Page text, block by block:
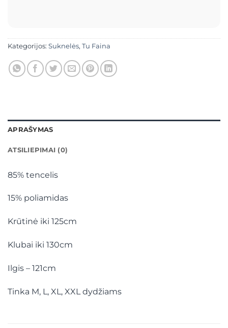
Kategorijos: Suknelės, Tu Faina
APRAŠYMAS
ATSILIEPIMAI (0)
85% tencelis
15% poliamidas
Krūtinė iki 125cm
Klubai iki 130cm
Ilgis – 121cm
Tinka M, L, XL, XXL dydžiams